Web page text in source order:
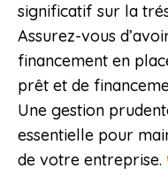
significatif sur la
Assurez-vous
financement en
prêt et de
Une gestion
essentielle pour
de votre entreprise.